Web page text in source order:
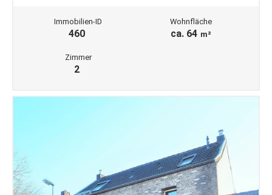
Immobilien-ID
460
Wohnfläche
ca. 64 m²
Zimmer
2